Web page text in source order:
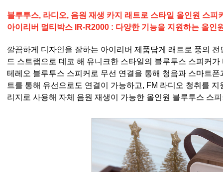
블루투스, 라디오, 음원 재생 카지 래트로 스타일 올인원 스피
아이리버 멀티박스 IR-R2000 : 다양한 기능을 지원하는 올인
깔끔하게 디자인을 잘하는 아이리버 제품답게 래트로 풍의
드 스트랩으로 데코 해 유니크한 스타일의 블루투스 스피커
테레오 블루투스 스피커로 무선 연결을 통해 청음과 스마트
트를 통해 유선으로도 연결이 가능하고, FM 라디오 청취를
리지로 사용해 자체 음원 재생이 가능한 올인원 블루투스 스